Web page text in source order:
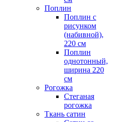
Поплин
Поплин с
рисунком
(набивной),
220 см
Поплин
однотонный,
ширина 220
см
Рогожка
Стеганая
рогожка
Ткань сатин